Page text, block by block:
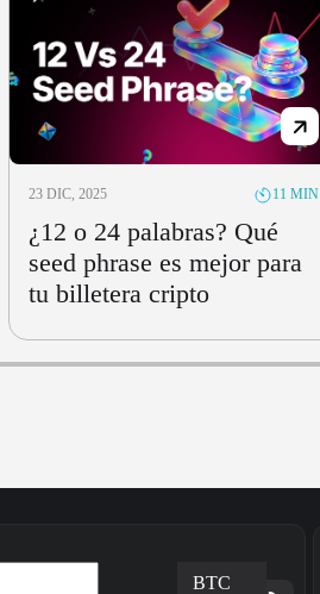
23 DIC, 2025 11 MIN
¿12 o 24 palabras? Qué
seed phrase es mejor para
tu billetera cripto
BTC